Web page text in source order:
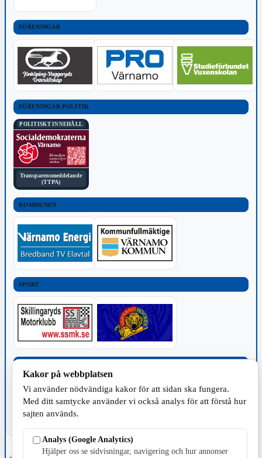
FÖRENINGAR
FÖRENINGAR POLITIK
POLITISKT INNEHÅLL
Transparensmeddelande
(TTPA)
KOMMUNEN
SPORT
Kakor på webbplatsen
Vi använder nödvändiga kakor för att sidan ska fungera.
Med ditt samtycke använder vi också analys för att förstå hur
sajten används.
Analys (Google Analytics)
Hjälper oss se sidvisningar, navigering och hur annonser